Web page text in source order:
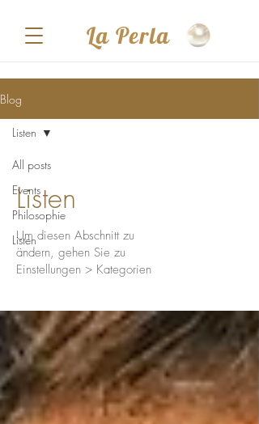
La Perla
Blog
All posts
Events
Philosophie
Listen
Listen
Listen
Um diesen Abschnitt zu
ändern, gehen Sie zu
Einstellungen > Kategorien